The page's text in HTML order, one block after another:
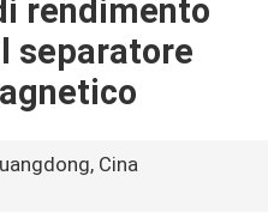
rendimento
separatore
Cina